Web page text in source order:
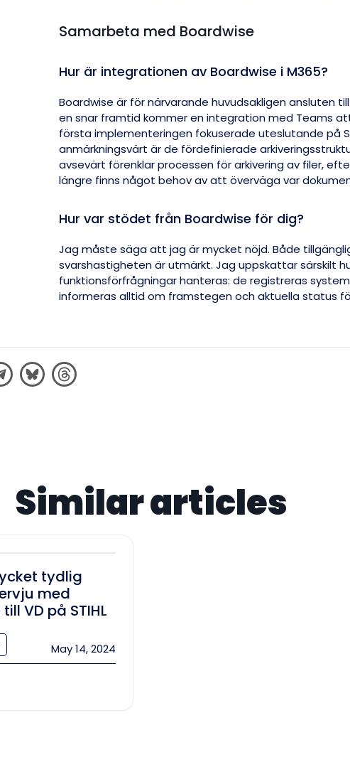
Samarbeta med Boardwise
Hur är integrationen av Boardwise i M365?
Boardwise är för närvarande huvudsakligen ansluten
en snar framtid kommer en integration med Teams
första implementeringen fokuserade uteslutande på
anmärkningsvärt är de fördefinierade
avsevärt förenklar processen för arkivering av filer,
längre finns något behov av att överväga var
Hur var stödet från Boardwise för dig?
Jag måste säga att jag är mycket nöjd. Både
svarshastigheten är utmärkt. Jag uppskattar särskilt
funktionsförfrågningar hanteras: de registreras
informeras alltid om framstegen och aktuella status
Similar articles
tydlig
med
VD på STIHL
May 14, 2024